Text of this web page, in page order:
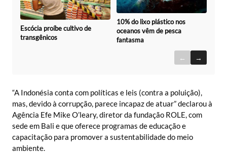
Escócia proíbe cultivo de
transgênicos
10% do lixo plástico nos
oceanos vêm de pesca
fantasma
← →
“A Indonésia conta com políticas e leis (contra a poluição),
mas, devido à corrupção, parece incapaz de atuar” declarou à
Agência Efe Mike O’leary, diretor da fundação ROLE, com
sede em Bali e que oferece programas de educação e
capacitação para promover a sustentabilidade do meio
ambiente.